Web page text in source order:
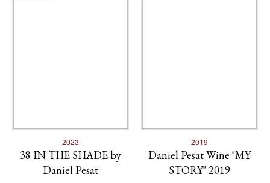
2023
38 IN THE SHADE by
Daniel Pesat
2019
Daniel Pesat Wine "MY
STORY" 2019